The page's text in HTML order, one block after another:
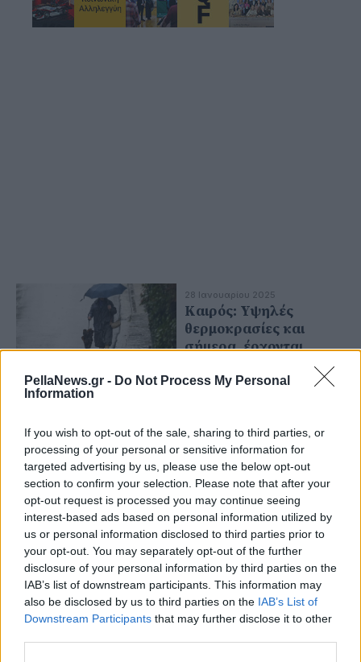
PellaNews.gr - Do Not Process My Personal
Information
If you wish to opt-out of the sale, sharing to third parties, or
processing of your personal or sensitive information for
targeted advertising by us, please use the below opt-out
section to confirm your selection. Please note that after your
opt-out request is processed you may continue seeing
interest-based ads based on personal information utilized by
us or personal information disclosed to third parties prior to
your opt-out. You may separately opt-out of the further
disclosure of your personal information by third parties on the
IAB’s list of downstream participants. This information may
also be disclosed by us to third parties on the IAB’s List of
Downstream Participants that may further disclose it to other
28 Ιανουαρίου 2025
Καιρός: Υψηλές
θερμοκρασίες και
σήμερα, έρχονται
βροχές με νοτιάδες από
αύριο
20 Ιανουαρίου 2025
Καιρός: Με βροχές
ξεκινά η εβδομάδα –
Πλησιάζει «ψυχρή
εισβολή»
27 Αυγούστου 2024
Καιρός: Αλλαγή της
θερμοκρασίας -
Κρατήστε τις
ομπρέλες- Πού θα